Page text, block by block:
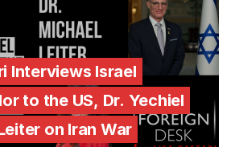
Interviews Israel
to the US, Dr. Yechiel
on Iran War